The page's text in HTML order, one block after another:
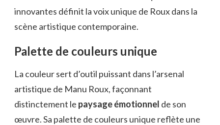
innovantes définit la voix unique de Roux dans la
scène artistique contemporaine.
Palette de couleurs unique
La couleur sert d’outil puissant dans l’arsenal
artistique de Manu Roux, façonnant
distinctement le paysage émotionnel de son
œuvre. Sa palette de couleurs unique reflète une